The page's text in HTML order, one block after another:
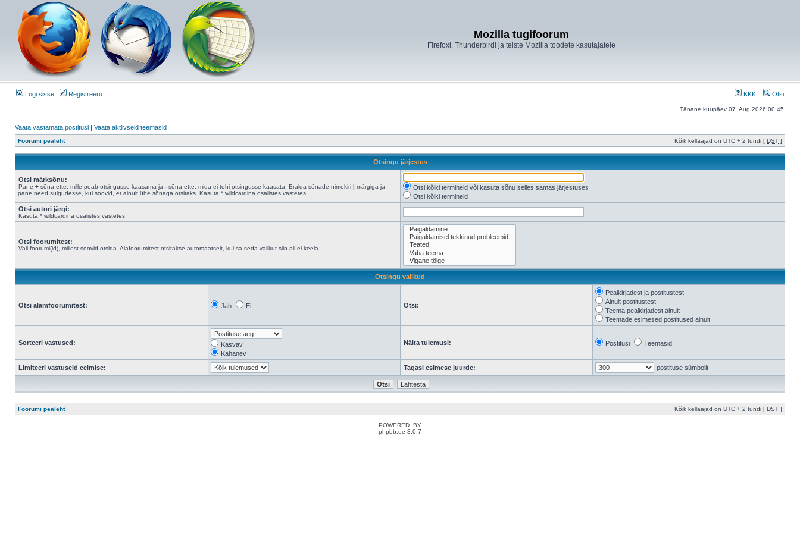
Mozilla tugifoorum
Firefoxi, Thunderbirdi ja teiste Mozilla toodete kasutajatele
Logi sisse Registreeru KKK Otsi
Tänane kuupäev 07. Aug 2026 00:45
Vaata vastamata postitusi | Vaata aktiivseid teemasid
Foorumi pealeht Kõik kellaajad on UTC + 2 tundi [ DST ]
Otsingu järjestus
Otsi märksõnu:
Pane + sõna ette, mille peab otsingusse kaasama ja - sõna ette, mida ei tohi otsingusse kaasata. Eralda sõnade nimekiri | märgiga ja
pane need sulgudesse, kui soovid, et ainult ühe sõnaga otsitaks. Kasuta * wildcardina osalistes vastetes.
Otsi kõiki termineid või kasuta sõnu selles samas järjestuses
Otsi kõiki termineid
Otsi autori järgi:
Kasuta * wildcardina osalistes vastetes
Otsi foorumitest:
Vali foorumi(id), millest soovid otsida. Alafoorumitest otsitakse automaatselt, kui sa seda valikut siin all ei keela.
Otsingu valikud
Otsi alamfoorumitest: Jah Ei Otsi:
Pealkirjadest ja postitustest
Ainult postitustest
Teema pealkirjadest ainult
Teemade esimesed postitused ainult
Sorteeri vastused:
Kasvav
Kahanev
Näita tulemusi: Postitusi Teemasid
Limiteeri vastuseid eelmise: Tagasi esimese juurde: postituse sümbolit
Foorumi pealeht Kõik kellaajad on UTC + 2 tundi [ DST ]
POWERED_BY
phpbb.ee 3.0.7